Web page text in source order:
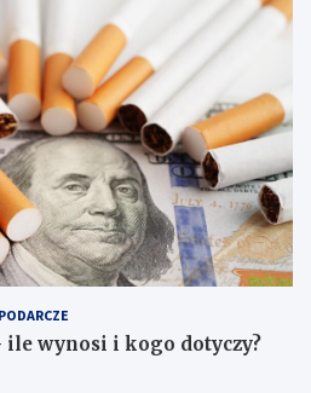
ile wynosi i kogo dotyczy?